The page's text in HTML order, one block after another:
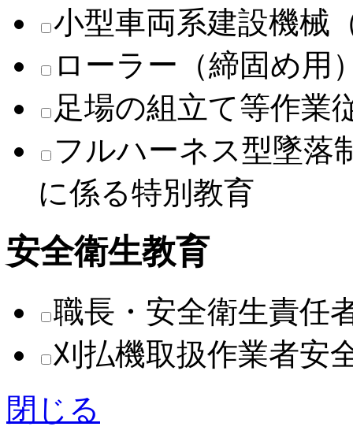
小型車両系建設機械
ローラー（締固め用
足場の組立て等作業
フルハーネス型墜落
に係る特別教育
安全衛生教育
職長・安全衛生責任
刈払機取扱作業者安
閉じる